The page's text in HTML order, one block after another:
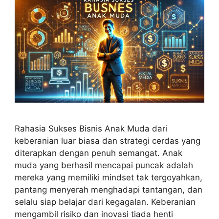
Rahasia Sukses Bisnis Anak Muda dari
keberanian luar biasa dan strategi cerdas yang
diterapkan dengan penuh semangat. Anak
muda yang berhasil mencapai puncak adalah
mereka yang memiliki mindset tak tergoyahkan,
pantang menyerah menghadapi tantangan, dan
selalu siap belajar dari kegagalan. Keberanian
mengambil risiko dan inovasi tiada henti